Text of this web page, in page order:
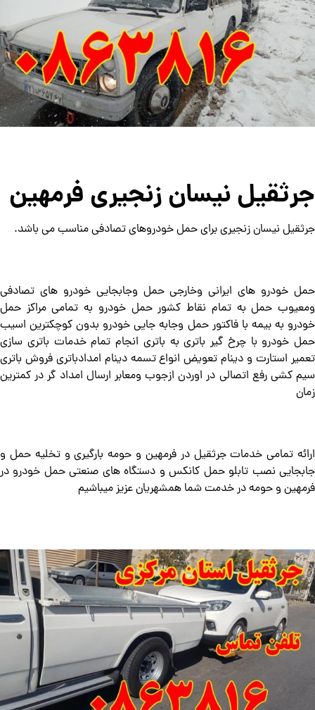
جرثقیل نیسان زنجیری فرمهین
جرثقیل نیسان زنجیری برای حمل خودروهای تصادفی مناسب می باشد.
حمل خودرو های ایرانی وخارجی حمل وجابجایی خودرو های تصادفی
ومعیوب حمل به تمام نقاط کشور حمل خودرو به تمامی مراکز حمل
خودرو به بیمه با فاکتور حمل وجابه جایی خودرو بدون کوچکترین اسیب
حمل خودرو با چرخ گیر باتری به باتری انجام تمام خدمات باتری سازی
تعمیر استارت و دینام تعویض انواع تسمه دینام امدادباتری فروش باتری
سیم کشی رفع اتصالی در اوردن ازجوب ومعابر ارسال امداد گر در کمترین
زمان
ارائه تمامی خدمات جرثقیل در فرمهین و حومه بارگیری و تخلیه حمل و
جابجایی نصب تابلو حمل کانکس و دستگاه های صنعتی حمل خودرو در
فرمهین و حومه در خدمت شما همشهریان عزیز میباشیم